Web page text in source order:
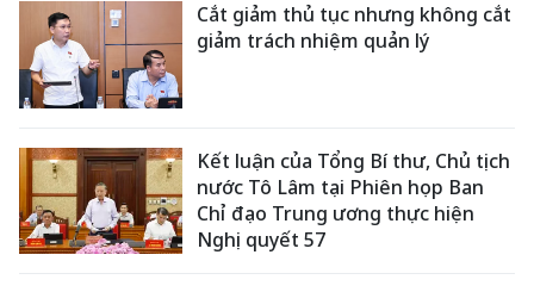
Cắt giảm thủ tục nhưng không cắt
giảm trách nhiệm quản lý
Kết luận của Tổng Bí thư, Chủ tịch
nước Tô Lâm tại Phiên họp Ban
Chỉ đạo Trung ương thực hiện
Nghị quyết 57